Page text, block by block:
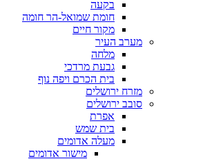
בקעה
חומת שמואל-הר חומה
מקור חיים
מערב העיר
מלחה
גבעת מרדכי
בית הכרם ויפה נוף
מזרח ירושלים
סובב ירושלים
אפרת
בית שמש
מעלה אדומים
מישור אדומים